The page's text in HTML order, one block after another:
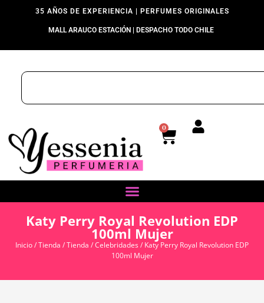
35 AÑOS DE EXPERIENCIA | PERFUMES ORIGINALES
MALL ARAUCO ESTACIÓN | DESPACHO TODO CHILE
0
Katy Perry Royal Revolution EDP
100ml Mujer
Inicio/Tienda /Tienda /Celebridades/ Katy Perry Royal Revolution EDP
100ml Mujer